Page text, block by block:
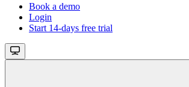
Book a demo
Login
Start 14-days free trial